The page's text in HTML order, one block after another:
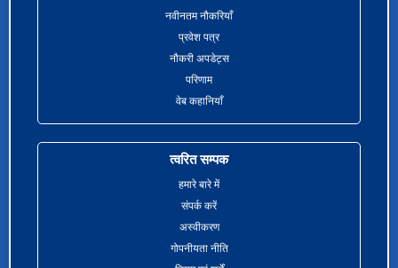
नवीनतम नौकरियाँ
प्रवेश पत्र
नौकरी अपडेट्स
परिणाम
वेब कहानियाँ
त्वरित सम्पक
हमारे बारे में
संपर्क करें
अस्वीकरण
गोपनीयता नीति